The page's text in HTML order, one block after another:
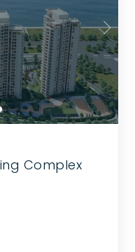
Complex